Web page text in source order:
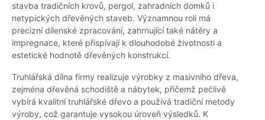
stavba tradičních krovů, pergol, zahradních domků i
netypických dřevěných staveb. Významnou roli má
precizní dílenské zpracování, zahrnující také nátěry a
impregnace, které přispívají k dlouhodobé životnosti a
estetické hodnotě dřevěných konstrukcí.
Truhlářská dílna firmy realizuje výrobky z masivního dřeva,
zejména dřevěná schodiště a nábytek, přičemž pečlivě
vybírá kvalitní truhlářské dřevo a používá tradiční metody
výroby, což garantuje vysokou úroveň výsledků. K